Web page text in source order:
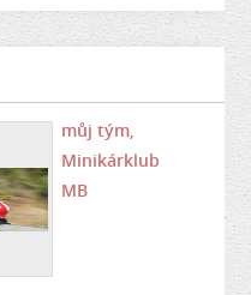
můj tým,
Minikárklub
MB